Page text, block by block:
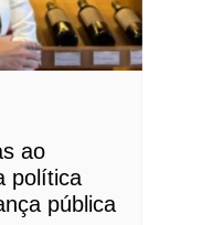
ao
política
pública